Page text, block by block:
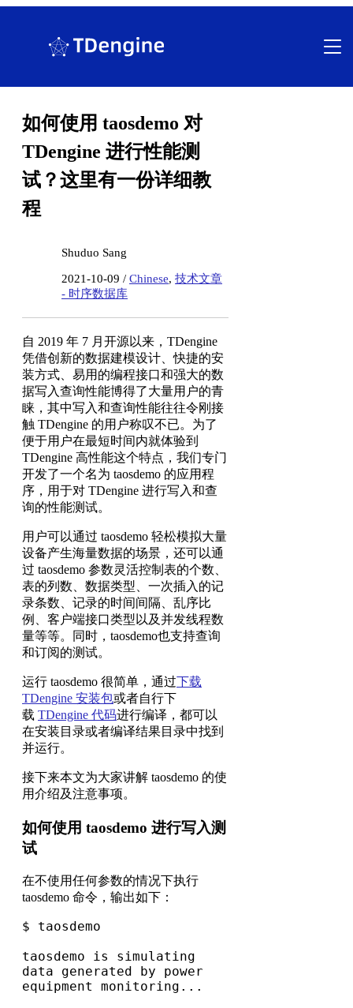
如何使用 taosdemo 对
TDengine 进行性能测
试？这里有一份详细教
程
Shuduo Sang
2021-10-09 / Chinese, 技术文章
- 时序数据库
自 2019 年 7 月开源以来，TDengine
凭借创新的数据建模设计、快捷的安
装方式、易用的编程接口和强大的数
据写入查询性能博得了大量用户的青
睐，其中写入和查询性能往往令刚接
触 TDengine 的用户称叹不已。为了
便于用户在最短时间内就体验到
TDengine 高性能这个特点，我们专门
开发了一个名为 taosdemo 的应用程
序，用于对 TDengine 进行写入和查
询的性能测试。
用户可以通过 taosdemo 轻松模拟大量
设备产生海量数据的场景，还可以通
过 taosdemo 参数灵活控制表的个数、
表的列数、数据类型、一次插入的记
录条数、记录的时间间隔、乱序比
例、客户端接口类型以及并发线程数
量等等。同时，taosdemo也支持查询
和订阅的测试。
运行 taosdemo 很简单，通过下载
TDengine 安装包或者自行下
载 TDengine 代码进行编译，都可以
在安装目录或者编译结果目录中找到
并运行。
接下来本文为大家讲解 taosdemo 的使
用介绍及注意事项。
如何使用 taosdemo 进行写入测
试
在不使用任何参数的情况下执行
taosdemo 命令，输出如下：
$ taosdemo
taosdemo is simulating
data generated by power
equipment monitoring...